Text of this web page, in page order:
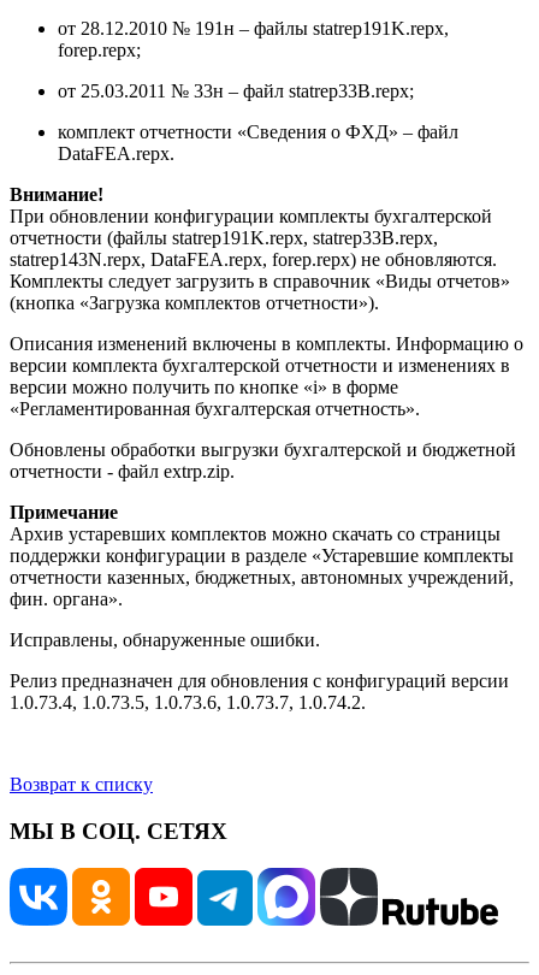
от 28.12.2010 № 191н – файлы statrep191K.repx,
forep.repx;
от 25.03.2011 № 33н – файл statrep33B.repx;
комплект отчетности «Сведения о ФХД» – файл
DataFEA.repx.
Внимание!
При обновлении конфигурации комплекты бухгалтерской
отчетности (файлы statrep191K.repx, statrep33B.repx,
statrep143N.repx, DataFEA.repx, forep.repx) не обновляются.
Комплекты следует загрузить в справочник «Виды отчетов»
(кнопка «Загрузка комплектов отчетности»).
Описания изменений включены в комплекты. Информацию о
версии комплекта бухгалтерской отчетности и изменениях в
версии можно получить по кнопке «i» в форме
«Регламентированная бухгалтерская отчетность».
Обновлены обработки выгрузки бухгалтерской и бюджетной
отчетности - файл extrp.zip.
Примечание
Архив устаревших комплектов можно скачать со страницы
поддержки конфигурации в разделе «Устаревшие комплекты
отчетности казенных, бюджетных, автономных учреждений,
фин. органа».
Исправлены, обнаруженные ошибки.
Релиз предназначен для обновления с конфигураций версии
1.0.73.4, 1.0.73.5, 1.0.73.6, 1.0.73.7, 1.0.74.2.
Возврат к списку
МЫ В СОЦ. СЕТЯХ